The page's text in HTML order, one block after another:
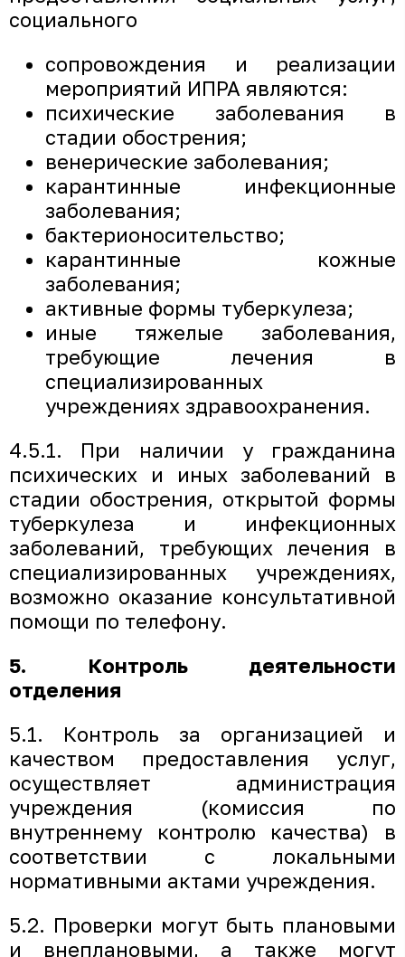
социального
сопровождения и реализации
мероприятий ИПРА являются:
психические заболевания в
стадии обострения;
венерические заболевания;
карантинные инфекционные
заболевания;
бактерионосительство;
карантинные кожные
заболевания;
активные формы туберкулеза;
иные тяжелые заболевания,
требующие лечения в
специализированных
учреждениях здравоохранения.
4.5.1. При наличии у гражданина
психических и иных заболеваний в
стадии обострения, открытой формы
туберкулеза и инфекционных
заболеваний, требующих лечения в
специализированных учреждениях,
возможно оказание консультативной
помощи по телефону.
5. Контроль деятельности
отделения
5.1. Контроль за организацией и
качеством предоставления услуг,
осуществляет администрация
учреждения (комиссия по
внутреннему контролю качества) в
соответствии с локальными
нормативными актами учреждения.
5.2. Проверки могут быть плановыми
и внеплановыми, а также могут